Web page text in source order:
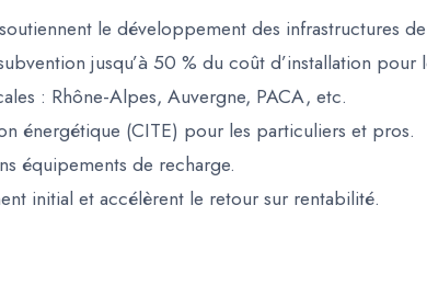
le développement des infrastructures
jusqu’à 50 % du coût d’installation pour
: Rhône-Alpes, Auvergne, PACA, etc.
énergétique (CITE) pour les particuliers et pros.
équipements de recharge.
initial et accélèrent le retour sur rentabilité.